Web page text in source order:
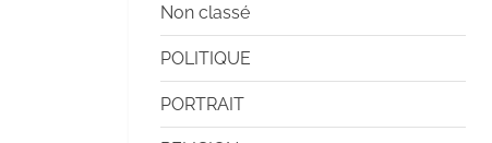
Non classé
POLITIQUE
PORTRAIT